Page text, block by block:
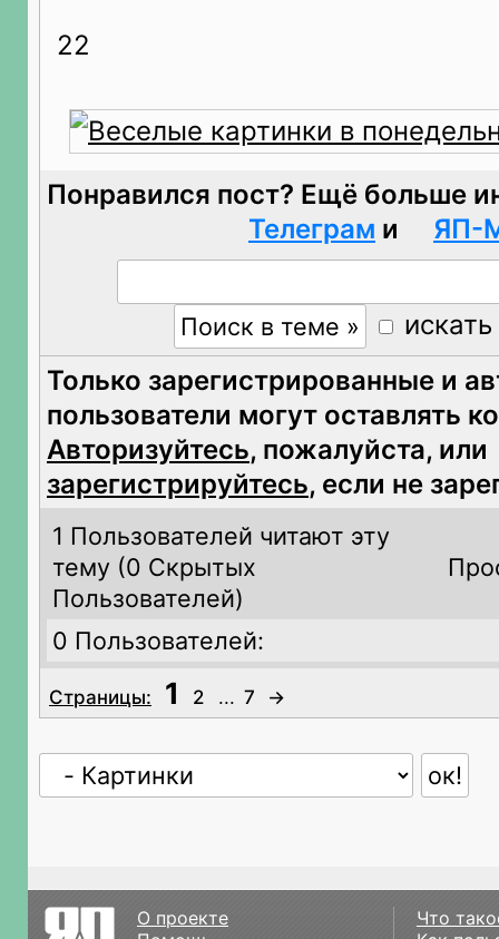
22
Понравился пост? Ещё больше
Телеграм и ЯП-
Только зарегистрированные и
пользователи могут оставлять
Авторизуйтесь, пожалуйста, или
зарегистрируйтесь, если не
1 Пользователей читают эту
тему (0 Скрытых
Пользователей)
0 Пользователей:
Страницы: 1 2 ... 7 →
О проекте
Что